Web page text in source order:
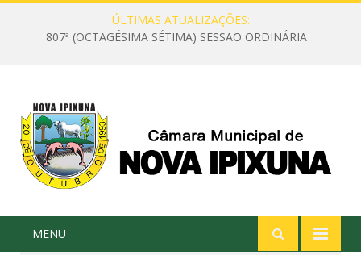
ÚLTIMAS ATUALIZAÇÕES:
807ª (OCTAGÉSIMA SÉTIMA) SESSÃO ORDINÁRIA
MENU